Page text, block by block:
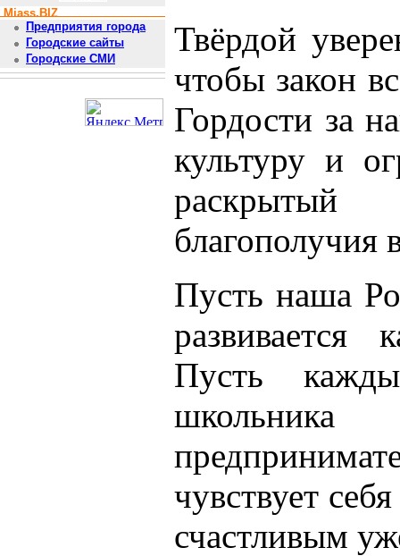
Miass.BIZ
Предприятия города
Городские сайты
Городские СМИ
Твёрдой
чтобы закон
Гордости за
культуру и
благополучия
Пусть наша
развивается
Пусть
чувствует
счастливым